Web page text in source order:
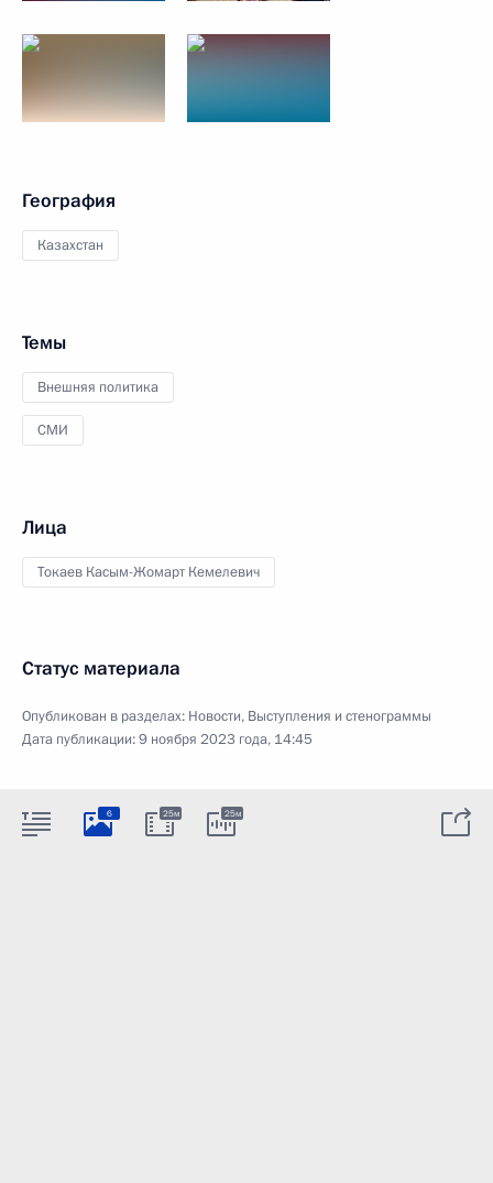
География
Казахстан
Темы
Внешняя политика
СМИ
Лица
Токаев Касым-Жомарт Кемелевич
Статус материала
Опубликован в разделах: Новости, Выступления и стенограммы
Дата публикации:9 ноября 2023 года, 14:45
6 25м 25м